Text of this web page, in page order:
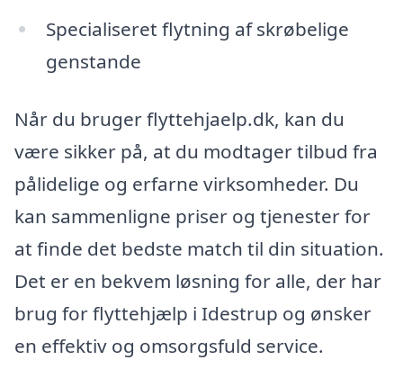
Specialiseret flytning af skrøbelige
genstande
Når du bruger flyttehjaelp.dk, kan du
være sikker på, at du modtager tilbud fra
pålidelige og erfarne virksomheder. Du
kan sammenligne priser og tjenester for
at finde det bedste match til din situation.
Det er en bekvem løsning for alle, der har
brug for flyttehjælp i Idestrup og ønsker
en effektiv og omsorgsfuld service.